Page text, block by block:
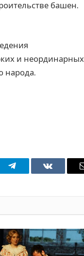
башен.
и неординарных
народа.
Телеграмм